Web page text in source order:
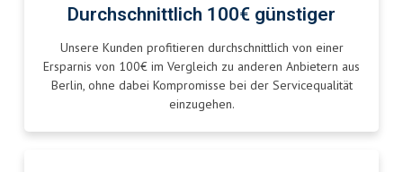
Durchschnittlich 100€ günstiger
Unsere Kunden profitieren durchschnittlich von einer
Ersparnis von 100€ im Vergleich zu anderen Anbietern aus
Berlin, ohne dabei Kompromisse bei der Servicequalität
einzugehen.